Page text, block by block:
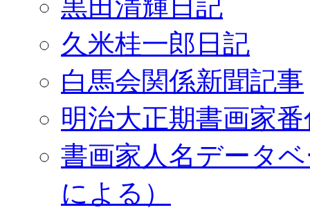
黒田清輝日記
久米桂一郎日記
白馬会関係新聞記事
明治大正期書画家
書画家人名データ
による）